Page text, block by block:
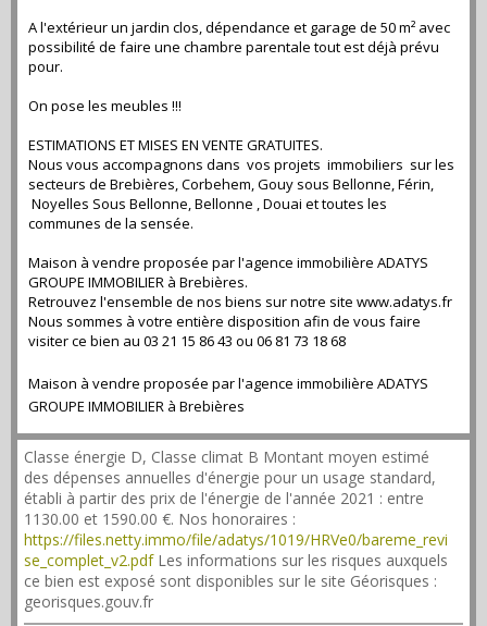
A l'extérieur un jardin clos, dépendance et garage de 50 m² avec
possibilité de faire une chambre parentale tout est déjà prévu
pour.
On pose les meubles !!!
ESTIMATIONS ET MISES EN VENTE GRATUITES.
Nous vous accompagnons dans vos projets immobiliers sur les
secteurs de Brebières, Corbehem, Gouy sous Bellonne, Férin,
Noyelles Sous Bellonne, Bellonne , Douai et toutes les
communes de la sensée.
Maison à vendre proposée par l'agence immobilière ADATYS
GROUPE IMMOBILIER à Brebières.
Retrouvez l'ensemble de nos biens sur notre site www.adatys.fr
Nous sommes à votre entière disposition afin de vous faire
visiter ce bien au 03 21 15 86 43 ou 06 81 73 18 68
Maison à vendre proposée par l'agence immobilière ADATYS
GROUPE IMMOBILIER à Brebières
Classe énergie D, Classe climat B Montant moyen estimé
des dépenses annuelles d'énergie pour un usage standard,
établi à partir des prix de l'énergie de l'année 2021 : entre
1130.00 et 1590.00 €. Nos honoraires :
https://files.netty.immo/file/adatys/1019/HRVe0/bareme_revi
se_complet_v2.pdfLes informations sur les risques auxquels
ce bien est exposé sont disponibles sur le site Géorisques :
georisques.gouv.fr